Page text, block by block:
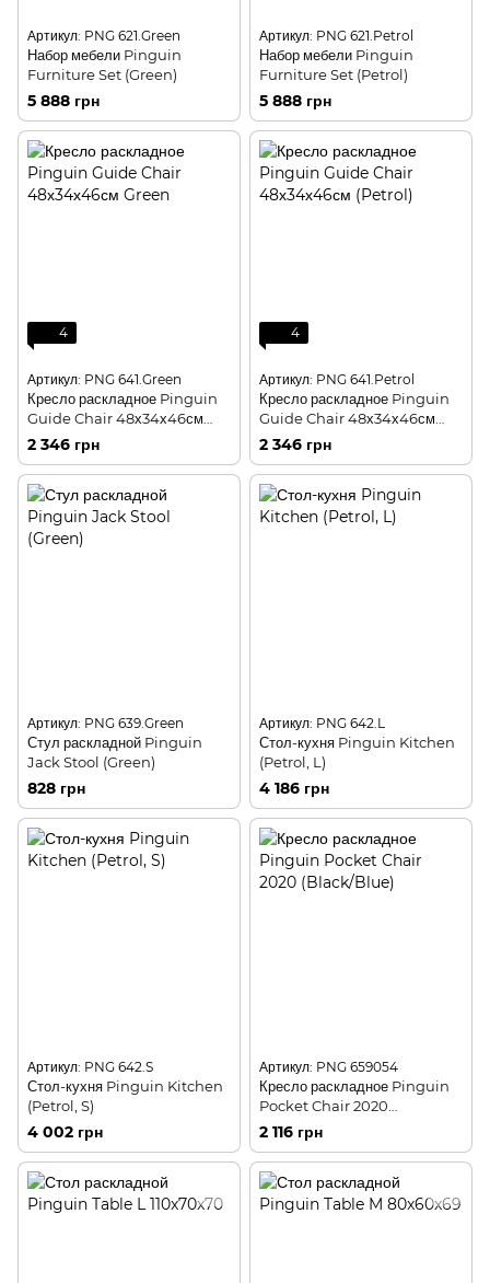
Артикул: PNG 621.Green
Набор мебели Pinguin
Furniture Set (Green)
5 888 грн
Артикул: PNG 621.Petrol
Набор мебели Pinguin
Furniture Set (Petrol)
5 888 грн
4
Артикул: PNG 641.Green
Кресло раскладное Pinguin
Guide Chair 48х34х46см
Green
2 346 грн
4
Артикул: PNG 641.Petrol
Кресло раскладное Pinguin
Guide Chair 48х34х46см
(Petrol)
2 346 грн
Артикул: PNG 639.Green
Стул раскладной Pinguin
Jack Stool (Green)
828 грн
Артикул: PNG 642.L
Стол-кухня Pinguin Kitchen
(Petrol, L)
4 186 грн
Артикул: PNG 642.S
Стол-кухня Pinguin Kitchen
(Petrol, S)
4 002 грн
Артикул: PNG 659054
Кресло раскладное Pinguin
Pocket Chair 2020
(Black/Blue)
2 116 грн